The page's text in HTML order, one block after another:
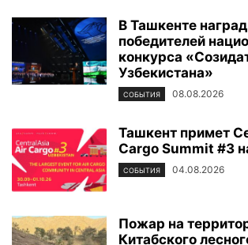
В Ташкенте
победителей
конкурса
Узбекистана»
СОБЫТИЯ 08.08.2026
Ташкент примет
Cargo Summit #3
СОБЫТИЯ 04.08.2026
Пожар на
Китабского